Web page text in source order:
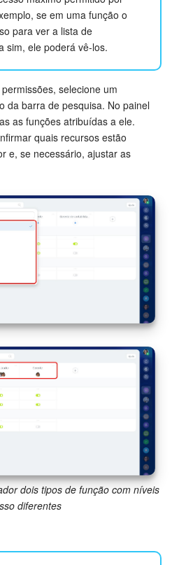
se em uma função o
para ver a lista de
sim, ele poderá vê-los.
selecione um
da barra de pesquisa. No painel
as funções atribuídas a ele.
quais recursos estão
e, se necessário, ajustar as
dois tipos de função com níveis
diferentes